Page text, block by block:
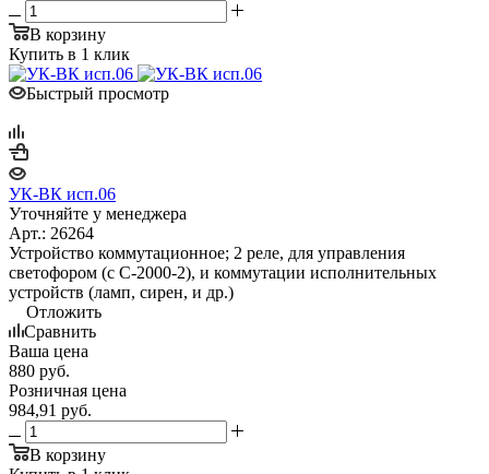
В корзину
Купить в 1 клик
Быстрый просмотр
УК-ВК исп.06
Уточняйте у менеджера
Арт.: 26264
Устройство коммутационное; 2 реле, для управления
светофором (с С-2000-2), и коммутации исполнительных
устройств (ламп, сирен, и др.)
Отложить
Сравнить
Ваша цена
880 руб.
Розничная цена
984,91 руб.
В корзину